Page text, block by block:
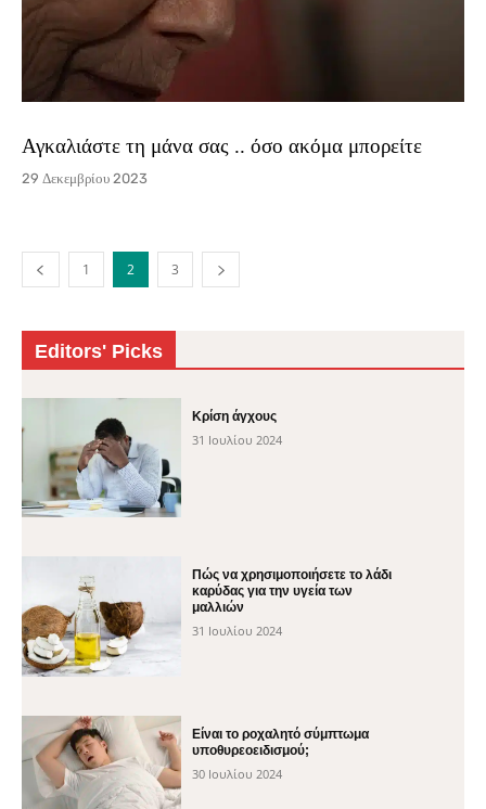
Αγκαλιάστε τη μάνα σας .. όσο ακόμα μπορείτε
29 Δεκεμβρίου 2023
1 2 3
Editors' Picks
Κρίση άγχους
31 Ιουλίου 2024
Πώς να χρησιμοποιήσετε το λάδι
καρύδας για την υγεία των
μαλλιών
31 Ιουλίου 2024
Είναι το ροχαλητό σύμπτωμα
υποθυρεοειδισμού;
30 Ιουλίου 2024